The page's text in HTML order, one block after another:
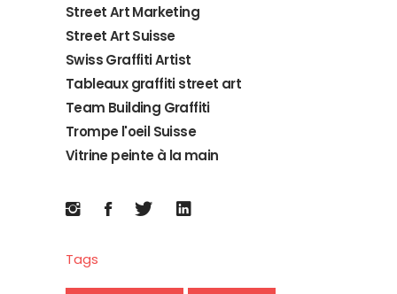
Street Art Marketing
Street Art Suisse
Swiss Graffiti Artist
Tableaux graffiti street art
Team Building Graffiti
Trompe l'oeil Suisse
Vitrine peinte à la main
Tags